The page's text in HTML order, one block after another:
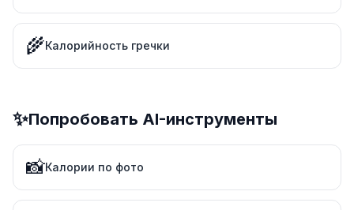
🌾Калорийность гречки
✨Попробовать AI-инструменты
📸Калории по фото